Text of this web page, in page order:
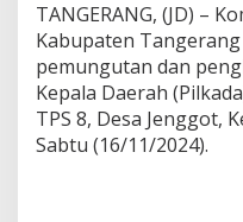
a
d
a
,
P
e
m
TANGERANG, (JD) –
Kabupaten
pemungutan dan
Kepala Daerah
TPS 8, Desa Jenggot,
Sabtu (16/11/2024).